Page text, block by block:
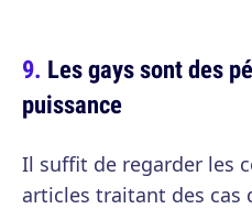
Les gays sont des
puissance
Il suffit de regarder les
articles traitant des cas